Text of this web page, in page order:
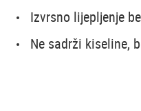
Izvrsno lijepljenje
Ne sadrži kiseline,